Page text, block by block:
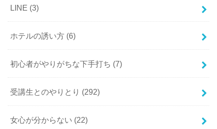
LINE (3)
ホテルの誘い方 (6)
初心者がやりがちな下手打ち (7)
受講生とのやりとり (292)
女心が分からない (22)